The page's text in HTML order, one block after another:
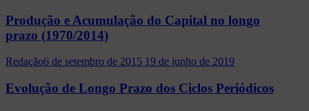
Produção e Acumulação do Capital no longo
prazo (1970/2014)
Redação6 de setembro de 2015 19 de junho de 2019
Evolução de Longo Prazo dos Ciclos Periódicos